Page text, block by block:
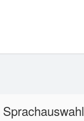
Sprachauswahl